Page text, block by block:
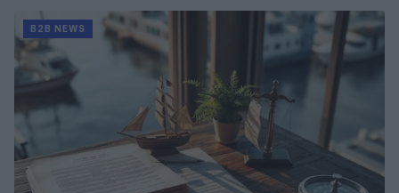
B2B NEWS